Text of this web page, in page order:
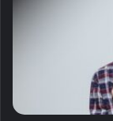
Strendus!